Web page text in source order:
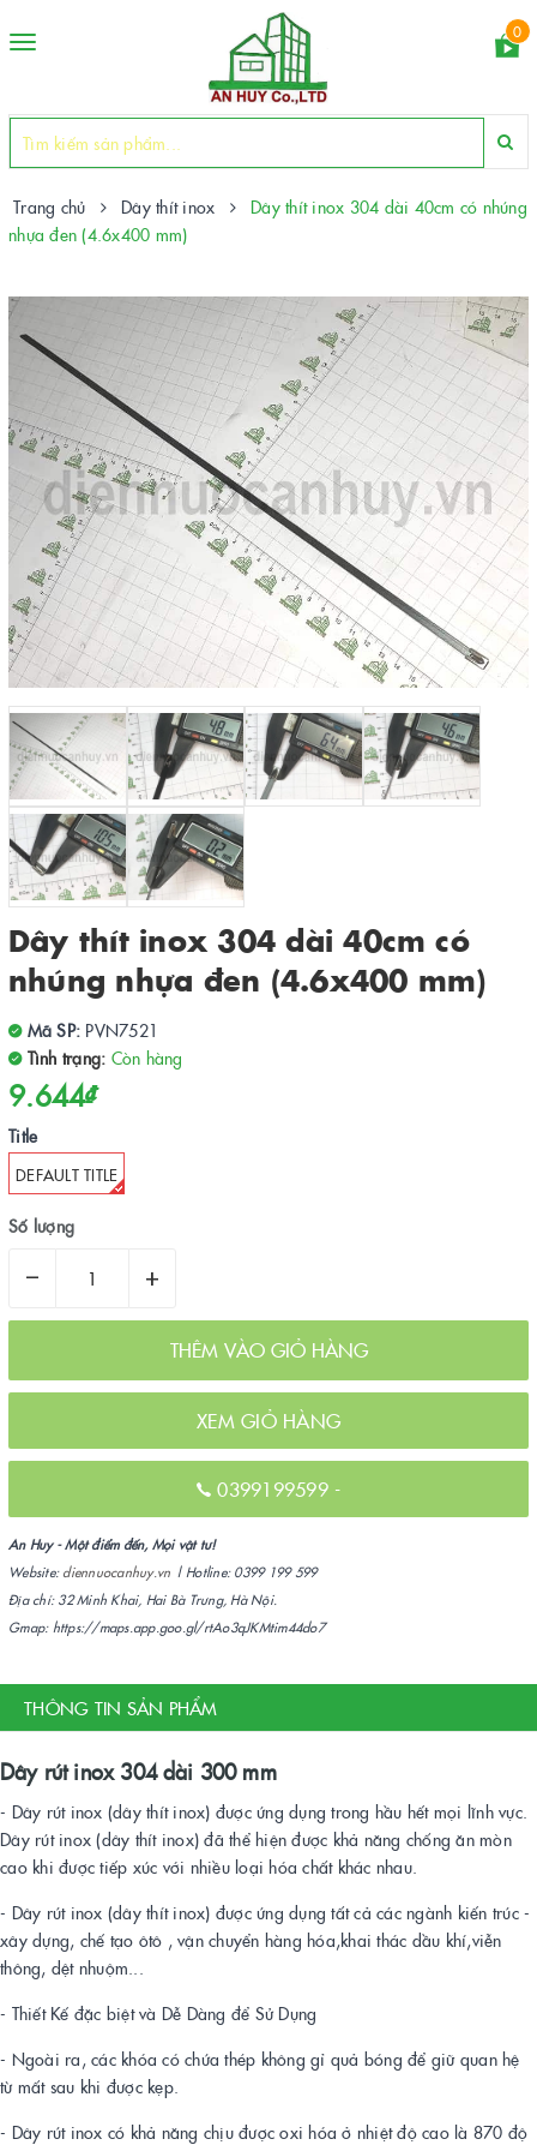
Toggle
0
Trang chủ Dây thít inox
Dây thít inox 304 dài 40cm có nhúng
nhựa đen (4.6x400 mm)
Dây thít inox 304 dài 40cm có
nhúng nhựa đen (4.6x400 mm)
Mã SP: PVN7521
Tình trạng: Còn hàng
9.644₫
Title
DEFAULT TITLE
Số lượng
– +
THÊM VÀO GIỎ HÀNG
XEM GIỎ HÀNG
0399199599 -
An Huy - Một điểm đến, Mọi vật tư!
Website: diennuocanhuy.vn | Hotline: 0399 199 599
Địa chỉ: 32 Minh Khai, Hai Bà Trưng, Hà Nội.
Gmap: https://maps.app.goo.gl/rtAo3qJKMtim44do7
THÔNG TIN SẢN PHẨM
Dây rút inox 304 dài 300 mm
- Dây rút inox (dây thít inox) được ứng dụng trong hầu hết mọi lĩnh vực.
Dây rút inox (dây thít inox) đã thể hiện được khả năng chống ăn mòn
cao khi được tiếp xúc với nhiều loại hóa chất khác nhau.
- Dây rút inox (dây thít inox) được ứng dụng tất cả các ngành kiến trúc -
xây dựng, chế tạo ôtô , vận chuyển hàng hóa,khai thác dầu khí,viễn
thông, dệt nhuộm...
- Thiết Kế đặc biệt và Dễ Dàng để Sử Dụng
- Ngoài ra, các khóa có chứa thép không gỉ quả bóng để giữ quan hệ
từ mất sau khi được kẹp.
- Dây rút inox có khả năng chịu được oxi hóa ở nhiệt độ cao là 870 độ